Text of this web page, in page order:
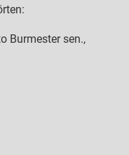
Burmester sen.,